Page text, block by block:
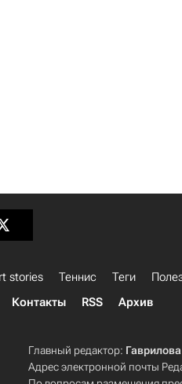
stories Теннис Теги
Контакты RSS Архив
Главный редактор:
Адрес электронной почты